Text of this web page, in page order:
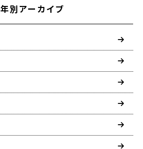
年別アーカイブ